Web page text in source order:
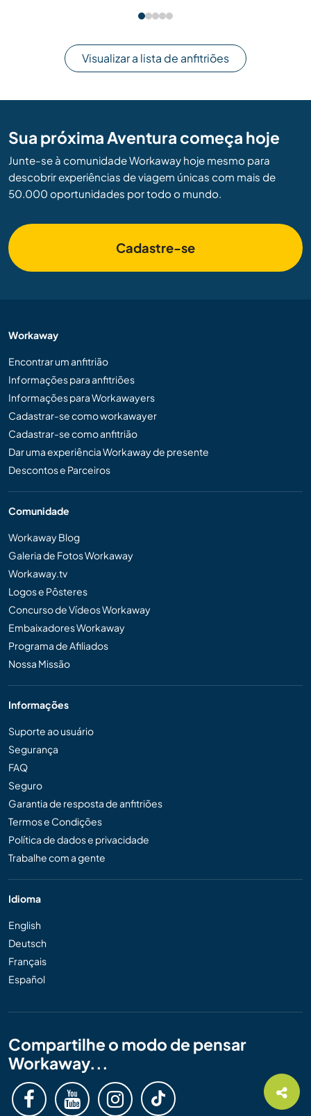
Visualizar a lista de anfitriões
Sua próxima Aventura começa hoje
Junte-se à comunidade Workaway hoje mesmo para
descobrir experiências de viagem únicas com mais de
50.000 oportunidades por todo o mundo.
Cadastre-se
Workaway
Encontrar um anfitrião
Informações para anfitriões
Informações para Workawayers
Cadastrar-se como workawayer
Cadastrar-se como anfitrião
Dar uma experiência Workaway de presente
Descontos e Parceiros
Comunidade
Workaway Blog
Galeria de Fotos Workaway
Workaway.tv
Logos e Pôsteres
Concurso de Vídeos Workaway
Embaixadores Workaway
Programa de Afiliados
Nossa Missão
Informações
Suporte ao usuário
Segurança
FAQ
Seguro
Garantia de resposta de anfitriões
Termos e Condições
Política de dados e privacidade
Trabalhe com a gente
Idioma
English
Deutsch
Français
Español
Compartilhe o modo de pensar
Workaway...